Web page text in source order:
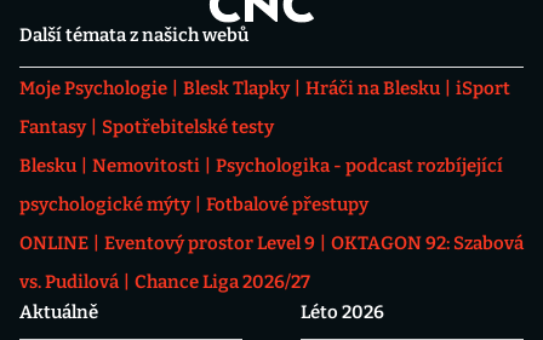
Další témata z našich webů
Moje Psychologie Blesk Tlapky Hráči na Blesku
iSport
Fantasy
Spotřebitelské testy
Blesku
Nemovitosti
Psychologika - podcast rozbíjející
psychologické mýty
Fotbalové přestupy
ONLINE
Eventový prostor Level 9
OKTAGON 92: Szabová
vs. Pudilová
Chance Liga 2026/27
Aktuálně
Léto 2026